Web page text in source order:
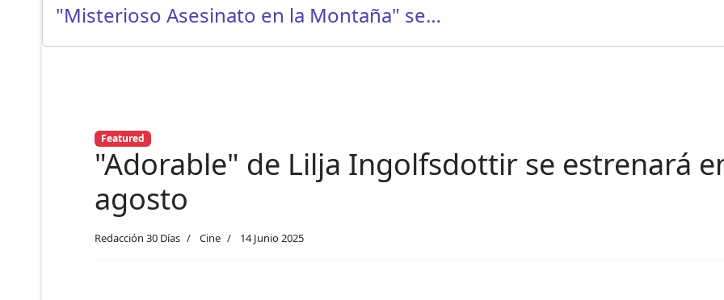
"Misterioso Asesinato en la Montaña" se…
Featured
"Adorable" de Lilja Ingolfsdottir se estrenará
agosto
Redacción 30 Días Cine 14 Junio 2025